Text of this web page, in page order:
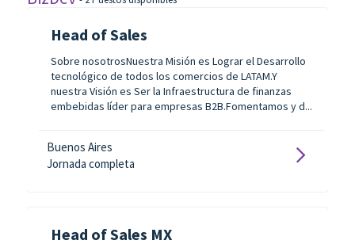
Head of Sales
Sobre nosotrosNuestra Misión es Lograr el Desarrollo
tecnológico de todos los comercios de LATAM.Y
nuestra Visión es Ser la Infraestructura de finanzas
embebidas líder para empresas B2B.Fomentamos y d...
Buenos Aires
Jornada completa
Head of Sales MX